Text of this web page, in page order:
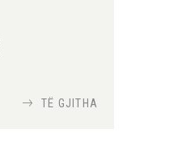
TË GJITHA